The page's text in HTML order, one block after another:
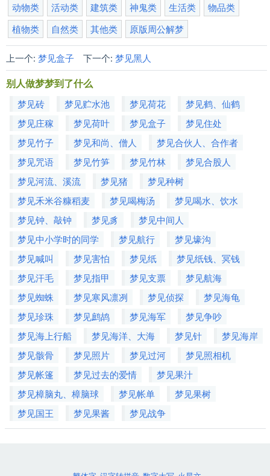
动物类 活动类 建筑类 神鬼类 生活类
物品类
植物类
自然类 其他类 原版周公解梦
上一个: 梦见盒子下一个: 梦见黑人
别人做梦梦到了什么
梦见砖 梦见贮水池 梦见荷花
梦见鹤、仙鹤
梦见庄稼
梦见荷叶 梦见盒子
梦见住处
梦见竹子
梦见和尚、僧人
梦见合伙人、合作者
梦见咒语
梦见竹笋 梦见竹林
梦见合股人
梦见河流、溪流
梦见猪
梦见种树
梦见禾米谷糠稻麦
梦见喝梅汤
梦见喝水、饮水
梦见钟、敲钟
梦见豸
梦见中间人
梦见中小学时的同学
梦见航行
梦见壕沟
梦见喊叫
梦见害怕 梦见纸
梦见纸钱、冥钱
梦见汗毛
梦见指甲 梦见支票
梦见航海
梦见蜘蛛
梦见寒风凛冽 梦见侦探
梦见海龟
梦见珍珠
梦见鹧鸪 梦见海军
梦见争吵
梦见海上行船
梦见海洋、大海 梦见针
梦见海岸
梦见骸骨
梦见照片 梦见过河
梦见照相机
梦见帐篷
梦见过去的爱情
梦见果汁
梦见樟脑丸、樟脑球
梦见帐单
梦见果树
梦见国王
梦见果酱 梦见战争